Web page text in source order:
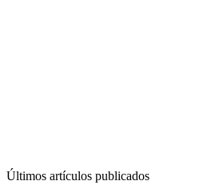
Últimos artículos publicados